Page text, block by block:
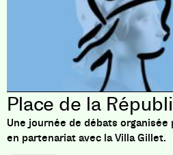
Place de la
Une journée de débats organisée
en partenariat avec la Villa Gillet.